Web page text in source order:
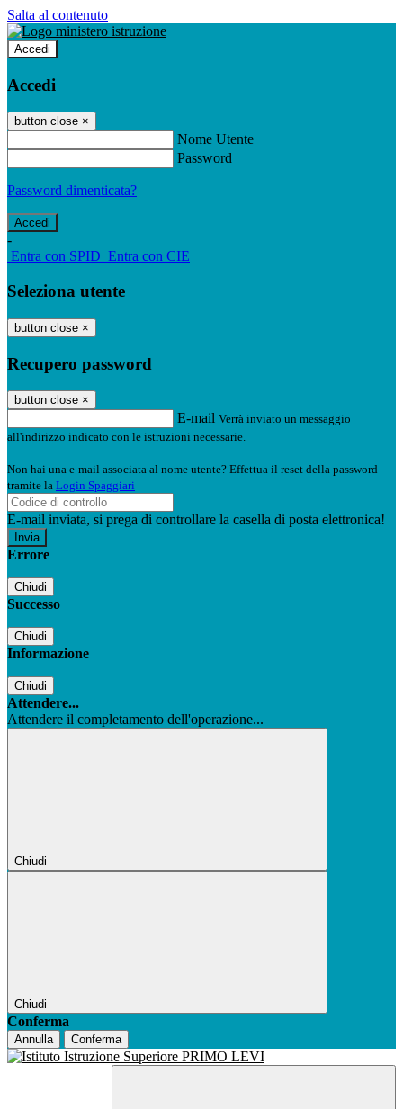
Salta al contenuto
Accedi
Accedi
button close ×
Nome Utente
Password
Password dimenticata?
-
Entra con SPID Entra con CIE
Seleziona utente
button close ×
Recupero password
button close ×
E-mail Verrà inviato un messaggio
all'indirizzo indicato con le istruzioni necessarie.
Non hai una e-mail associata al nome utente? Effettua il reset della password
tramite la Login Spaggiari
E-mail inviata, si prega di controllare la casella di posta elettronica!
Errore
Chiudi
Successo
Chiudi
Informazione
Chiudi
Attendere...
Attendere il completamento dell'operazione...
Chiudi
Chiudi
Conferma
Annulla Conferma